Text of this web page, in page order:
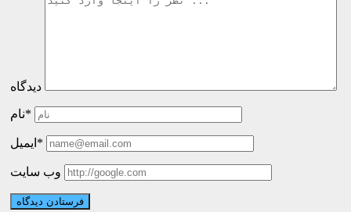
دیدگاه
نام*
ایمیل*
وب سایت